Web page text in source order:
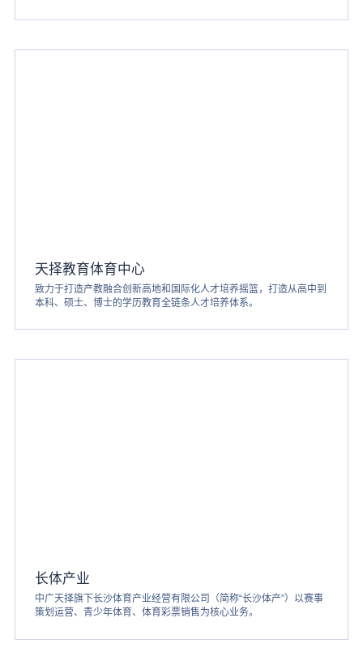
天择教育体育中心
致力于打造产教融合创新高地和国际化人才培养摇篮，打造从高中到
本科、硕士、博士的学历教育全链条人才培养体系。
长体产业
中广天择旗下长沙体育产业经营有限公司（简称“长沙体产”）以赛事
策划运营、青少年体育、体育彩票销售为核心业务。